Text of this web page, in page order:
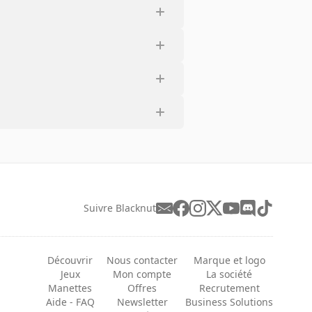
Suivre Blacknut
Découvrir
Jeux
Manettes
Aide - FAQ
Nous contacter
Mon compte
Offres
Newsletter
Marque et logo
La société
Recrutement
Business Solutions